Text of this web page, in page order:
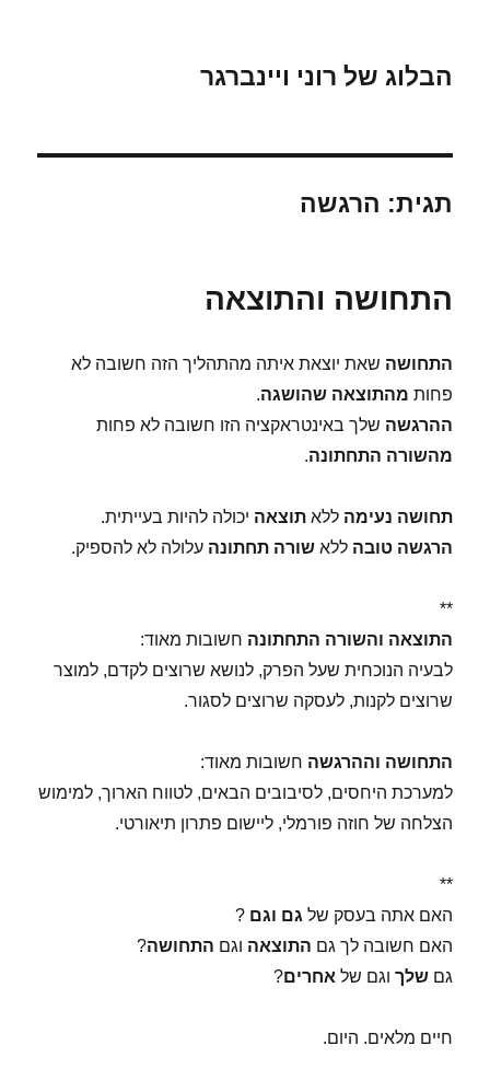
הבלוג של רוני ויינברגר
תגית: הרגשה
התחושה והתוצאה
התחושה שאת יוצאת איתה מהתהליך הזה חשובה לא
פחות מהתוצאה שהושגה.
ההרגשה שלך באינטראקציה הזו חשובה לא פחות
מהשורה התחתונה.
תחושה נעימה ללאתוצאה יכולה להיות בעייתית.
הרגשה טובה ללאשורה תחתונה עלולה לא להספיק.
**
התוצאה והשורה התחתונה חשובות מאוד:
לבעיה הנוכחית שעל הפרק, לנושא שרוצים לקדם, למוצר
שרוצים לקנות, לעסקה שרוצים לסגור.
התחושה וההרגשה חשובות מאוד:
למערכת היחסים, לסיבובים הבאים, לטווח הארוך, למימוש
הצלחה של חוזה פורמלי, ליישום פתרון תיאורטי.
**
האם אתה בעסק של גם וגם ?
האם חשובה לך גם התוצאה וגם התחושה?
גםשלך וגם של אחרים?
חיים מלאים. היום.